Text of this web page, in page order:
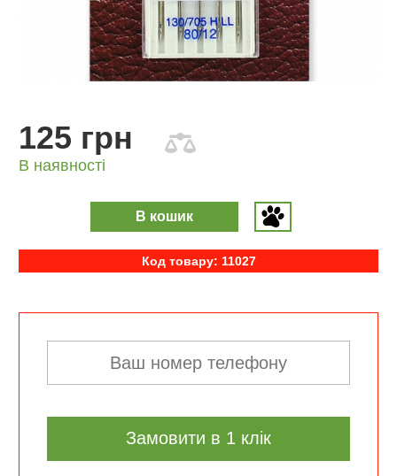
125 грн
В наявності
В кошик
Код товару: 11027
Замовити в 1 клік